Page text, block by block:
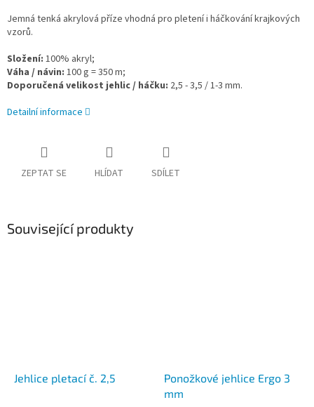
Jemná tenká akrylová příze vhodná pro pletení i háčkování krajkových
vzorů.
Složení: 100% akryl;
Váha / návin: 100 g = 350 m;
Doporučená velikost jehlic / háčku: 2,5 - 3,5 / 1-3 mm.
Detailní informace
ZEPTAT SE HLÍDAT SDÍLET
Související produkty
Jehlice pletací č. 2,5
Ponožkové jehlice Ergo 3
mm